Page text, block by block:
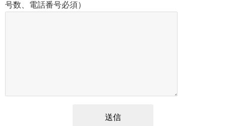
号数、電話番号必須）